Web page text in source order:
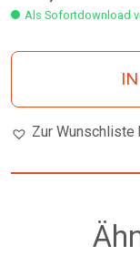
Als Sofortdownload
Zur Wunschliste